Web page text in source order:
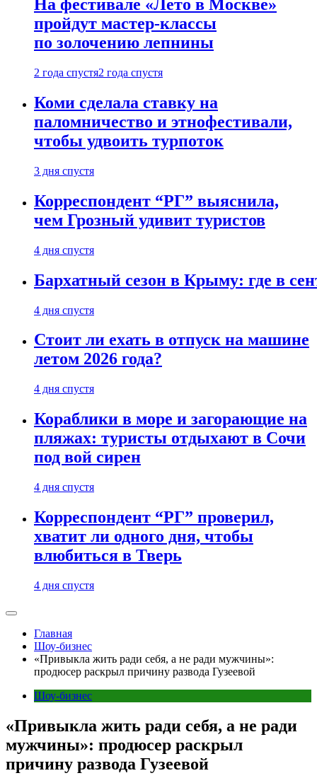
На фестивале «Лето в Москве»
пройдут мастер-классы
по золочению лепнины
2 года спустя2 года спустя
Коми сделала ставку на
паломничество и этнофестивали,
чтобы удвоить турпоток
3 дня спустя
Корреспондент “РГ” выяснила,
чем Грозный удивит туристов
4 дня спустя
Бархатный сезон в Крыму: где в
4 дня спустя
Стоит ли ехать в отпуск на машине
летом 2026 года?
4 дня спустя
Кораблики в море и загорающие на
пляжах: туристы отдыхают в Сочи
под вой сирен
4 дня спустя
Корреспондент “РГ” проверил,
хватит ли одного дня, чтобы
влюбиться в Тверь
4 дня спустя
Главная
Шоу-бизнес
«Привыкла жить ради себя, а не ради мужчины»:
продюсер раскрыл причину развода Гузеевой
Шоу-бизнес
«Привыкла жить ради себя, а не ради
мужчины»: продюсер раскрыл
причину развода Гузеевой